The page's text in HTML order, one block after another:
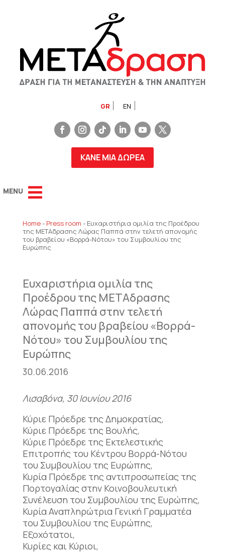
GR EN
ΚΑΝΕ ΜΙΑ ΔΩΡΕΑ
Home- Press room - Ευχαριστήρια ομιλία της Προέδρου
της ΜΕΤΑδρασης Λώρας Παππά στην τελετή απονομής
του βραβείου «Βορρά-Νότου» του Συμβουλίου της
Ευρώπης
Ευχαριστήρια ομιλία της
Προέδρου της ΜΕΤΑδρασης
Λώρας Παππά στην τελετή
απονομής του βραβείου «Βορρά-
Νότου» του Συμβουλίου της
Ευρώπης
30.06.2016
Λισαβόνα, 30 Ιουνίου 2016
Κύριε Πρόεδρε της Δημοκρατίας,
Κύριε Πρόεδρε της Βουλής,
Κύριε Πρόεδρε της Εκτελεστικής
Επιτροπής του Κέντρου Βορρά-Νότου
του Συμβουλίου της Ευρώπης,
Κυρία Πρόεδρε της αντιπροσωπείας της
Πορτογαλίας στην Κοινοβουλευτική
Συνέλευση του Συμβουλίου της Ευρώπης,
Κυρία Αναπληρώτρια Γενική Γραμματέα
του Συμβουλίου της Ευρώπης,
Εξοχότατοι,
Κυρίες και Κύριοι,